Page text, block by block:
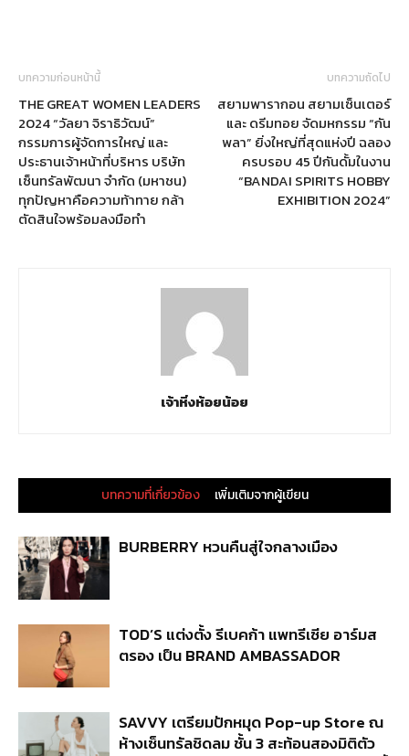
บทความก่อนหน้านี้
THE GREAT WOMEN LEADERS
2024 “วัลยา จิราธิวัฒน์”
กรรมการผู้จัดการใหญ่ และ
ประธานเจ้าหน้าที่บริหาร บริษัท
เซ็นทรัลพัฒนา จำกัด (มหาชน)
ทุกปัญหาคือความท้าทาย กล้า
ตัดสินใจพร้อมลงมือทำ
บทความถัดไป
สยามพารากอน สยามเซ็นเตอร์
และ ดรีมทอย จัดมหกรรม “กัน
พลา” ยิ่งใหญ่ที่สุดแห่งปี ฉลอง
ครบรอบ 45 ปีกันดั้มในงาน
“BANDAI SPIRITS HOBBY
EXHIBITION 2024”
เจ้าหิ่งห้อยน้อย
บทความที่เกี่ยวข้อง เพิ่มเติมจากผู้เขียน
BURBERRY หวนคืนสู่ใจกลางเมือง
TOD’S แต่งตั้ง รีเบคก้า แพทรีเซีย อาร์มส
ตรอง เป็น BRAND AMBASSADOR
SAVVY เตรียมปักหมุด Pop-up Store ณ
ห้างเซ็นทรัลชิดลม ชั้น 3 สะท้อนสองมิติตัว